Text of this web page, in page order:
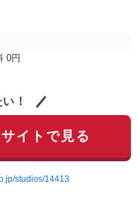
0円
！
イトで見る
studios/14413